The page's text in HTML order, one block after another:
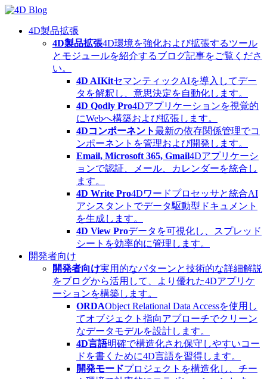
Skip
content4D製品拡張
4D製品拡張4D環境を強化および拡張するツール
とモジュールを紹介するブログ記事をご覧くださ
い。
4D AIKitセマンティックAIを導入してデー
タを解釈し、意思決定を自動化します。
4D Qodly Pro4Dアプリケーションを視覚的
にWebへ構築および拡張します。
4Dコンポーネント最新の依存関係管理でコ
ンポーネントを管理および開発します。
Email, Microsoft 365, Gmail4Dアプリケーシ
ョンで認証、メール、カレンダーを統合し
ます。
4D Write Pro4Dワードプロセッサと統合AI
アシスタントでデータ駆動型ドキュメント
を生成します。
4D View Proデータを可視化し、スプレッド
シートを効率的に管理します。
開発者向け
開発者向け実用的なパターンと技術的な詳細解説
をブログから活用して、より優れた4Dアプリケ
ーションを構築します。
ORDAObject Relational Data Accessを使用し
てオブジェクト指向アプローチでクリーン
なデータモデルを設計します。
4D言語明確で構造化され保守しやすいコー
ドを書くために4D言語を習得します。
開発モードプロジェクトを構造化し、チー